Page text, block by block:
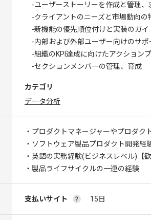
-ユーザーストーリーを作成と管理、
-クライアントのニーズと市場動向の
-新機能の優先順位付けと実装のガイ
-内部および外部ユーザー向けのサ
-組織のKPI達成に向けたアクショ
-セクションメンバーの管理、育成
カテゴリ
データ分析
・プロダクトマネージャーやプロダ
・ソフトウェア製品プロダクト開発経
・英語の実務経験(ビジネスレベル) 【
・製品ライフサイクルの一連の経験
支払いサイト 15日